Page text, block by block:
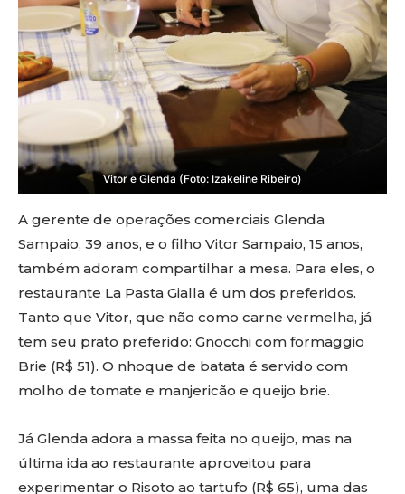
Vitor e Glenda (Foto: Izakeline Ribeiro)
A gerente de operações comerciais Glenda
Sampaio, 39 anos, e o filho Vitor Sampaio, 15 anos,
também adoram compartilhar a mesa. Para eles, o
restaurante La Pasta Gialla é um dos preferidos.
Tanto que Vitor, que não como carne vermelha, já
tem seu prato preferido: Gnocchi com formaggio
Brie (R$ 51). O nhoque de batata é servido com
molho de tomate e manjericão e queijo brie.
Já Glenda adora a massa feita no queijo, mas na
última ida ao restaurante aproveitou para
experimentar o Risoto ao tartufo (R$ 65), uma das